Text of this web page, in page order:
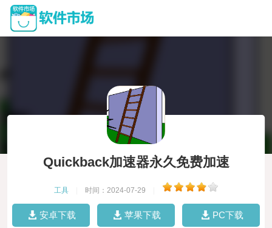
Quickback加速器永久免费加速
工具 时间：2024-07-29
安卓下载 苹果下载 PC下载